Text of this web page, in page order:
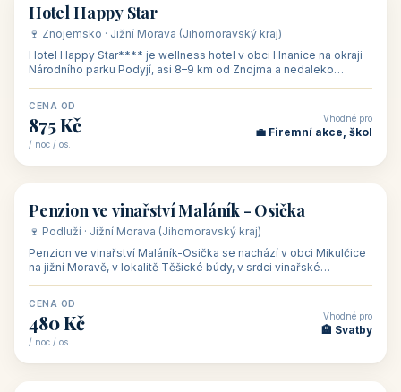
🏨 hotel
Hotel Happy Star
🍷 Znojemsko · Jižní Morava (Jihomoravský kraj)
Hotel Happy Star**** je wellness hotel v obci Hnanice na okraji
Národního parku Podyjí, asi 8–9 km od Znojma a nedaleko
CENA OD
875 Kč
/ noc / os.
Vhodné pro
💼 Firemní akce, škol
🏡 penzion
Penzion ve vinařství Maláník - Osička
🍷 Podluží · Jižní Morava (Jihomoravský kraj)
Penzion ve vinařství Maláník-Osička se nachází v obci Mikulčice
na jižní Moravě, v lokalitě Těšické búdy, v srdci vinařské
CENA OD
480 Kč
/ noc / os.
Vhodné pro
🏨 Svatby